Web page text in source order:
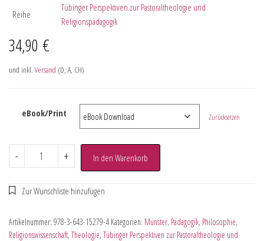
Reihe
Tübinger Perspektiven zur Pastoraltheologie und
Religionspädagogik
34,90 €
und inkl. Versand (D, A, CH)
eBook/Print Zurücksetzen
- + In den Warenkorb
Artikelnummer: 978-3-643-15279-4 Kategorien: Münster, Pädagogik, Philosophie,
Religionswissenschaft, Theologie, Tübinger Perspektiven zur Pastoraltheologie und